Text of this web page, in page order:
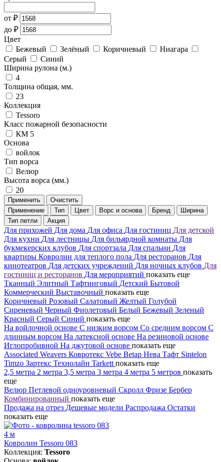
от ₽
до ₽
Цвет
Бежевый
Зелёный Коричневый
Ниагара
Серый
Синий
Ширина рулона (м.)
4
Толщина общая, мм.
23
Коллекция
Tessoro
Класс пожарной безопасности
КМ 5
Основа
войлок
Тип ворса
Велюр
Высота ворса (мм.)
20
Применить
Очистить
Применение
Тип Цвет Ворс и основа Бренд
Ширина
Тип петли
Акция
Для прихожей Для дома Для офиса Для гостиниц Для детской
Для кухни Для лестницы Для бильярдной комнаты Для
букмекерских клубов Для спортзала Для спальни Для
квартиры Ковролин для теплого пола Для ресторанов Для
кинотеатров Для детских учреждений Для ночных клубов Для
гостиниц и ресторанов Для мероприятий показать еще
Тканный Элитный Тафтинговый Детский Бытовой
Коммерческий Выставочный показать еще
Коричневый Розовый Салатовый Желтый Голубой
Сиреневый Черный Фиолетовый Белый Бежевый Зеленый
Красный Серый Синий показать еще
На войлочной основе С низким ворсом Со средним ворсом С
длинным ворсом На латексной основе На резиновой основе
Иглопробивной На джутовой основе показать еще
Associated Weavers Ковротекс Vebe Betap Нева Тафт Sintelon
Timzo Зартекс Технолайн Tarkett показать еще
2,5 метра 2 метра 3,5 метра 3 метра 4 метра 5 метров показать
еще
Велюр Петлевой одноуровневый Скролл Фризе Бербер
Комбинированный показать еще
Продажа на отрез Дешевые модели Распродажа Остатки
показать еще
4 м
Ковролин Tessoro 083
Коллекция: Tessoro